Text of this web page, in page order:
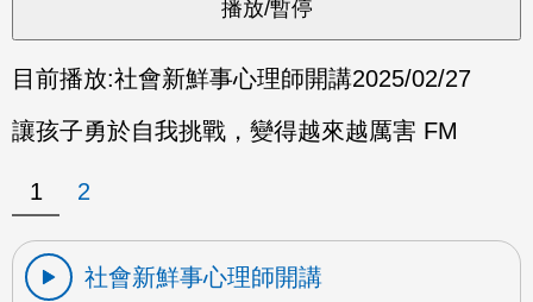
目前播放:社會新鮮事心理師開講2025/02/27
讓孩子勇於自我挑戰，變得越來越厲害 FM
1 2
社會新鮮事心理師開講